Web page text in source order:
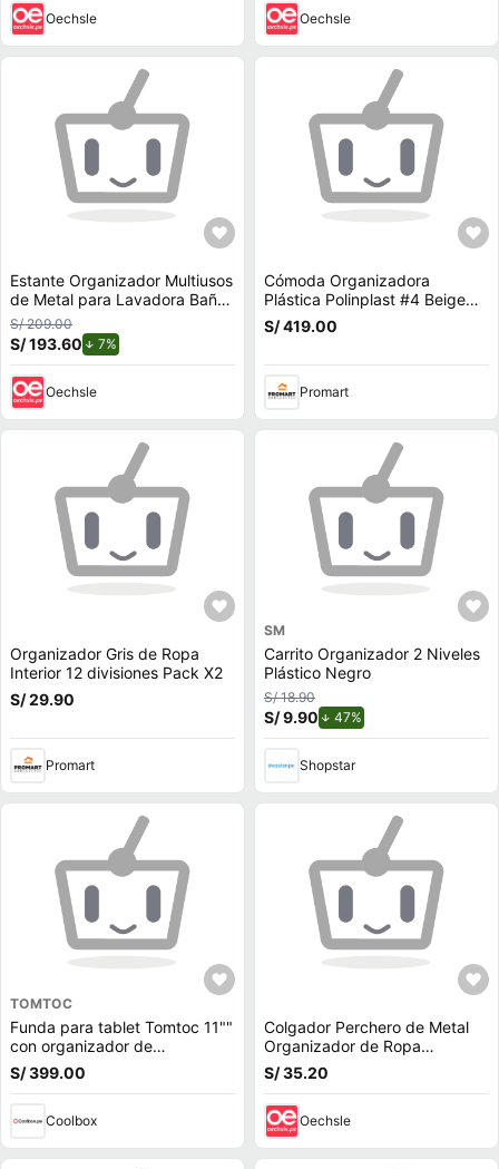
Oechsle Oechsle
Estante Organizador Multiusos
de Metal para Lavadora Baño
2 Niveles 135x70x25cm
Blanco
S/ 209.00
S/ 193.60 7%
Oechsle
Cómoda Organizadora
Plástica Polinplast #4 Beige
Celeste
S/ 419.00
Promart
Organizador Gris de Ropa
Interior 12 divisiones Pack X2
S/ 29.90
Promart
SM
Carrito Organizador 2 Niveles
Plástico Negro
S/ 18.90
S/ 9.90 47%
Shopstar
TOMTOC
Funda para tablet Tomtoc 11""
con organizador de
accesorios, negro
S/ 399.00
Coolbox
Colgador Perchero de Metal
Organizador de Ropa
Triangular con Ruedas Negro
S/ 35.20
Oechsle